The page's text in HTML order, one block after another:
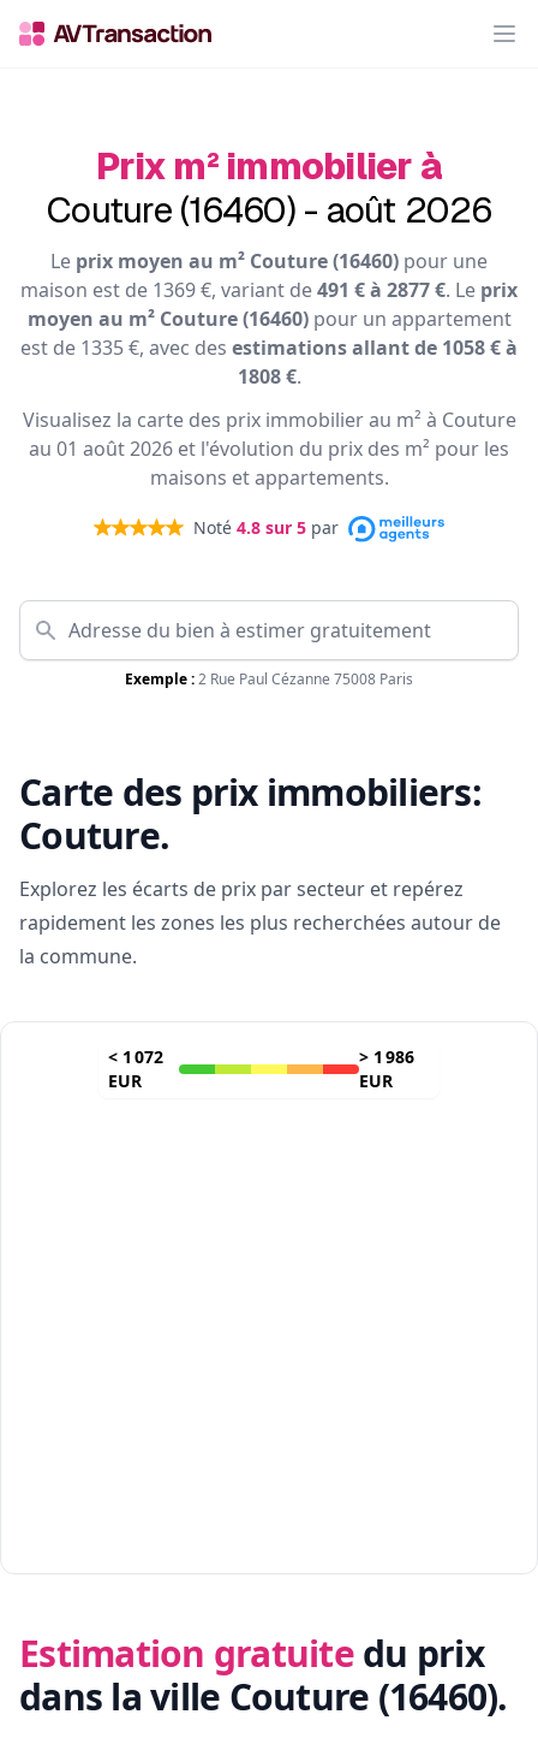
Prix m² immobilier à
Couture (16460) - août 2026
Le prix moyen au m² Couture (16460) pour une
maison est de 1369 €, variant de491 € à 2877 €. Le prix
moyen au m² Couture (16460)pour un appartement
est de 1335 €, avec des estimations allant de 1058 € à
1808 €.
Visualisez la carte des prix immobilier au m² à Couture
au 01 août 2026 et l'évolution du prix des m² pour les
maisons et appartements.
Noté 4.8 sur 5 par
Exemple :2 Rue Paul Cézanne 75008 Paris
Carte des prix immobiliers:
Couture.
Explorez les écarts de prix par secteur et repérez
rapidement les zones les plus recherchées autour de
la commune.
< 1 072
EUR
> 1 986
EUR
Estimation gratuite du prix
dans la ville Couture (16460).